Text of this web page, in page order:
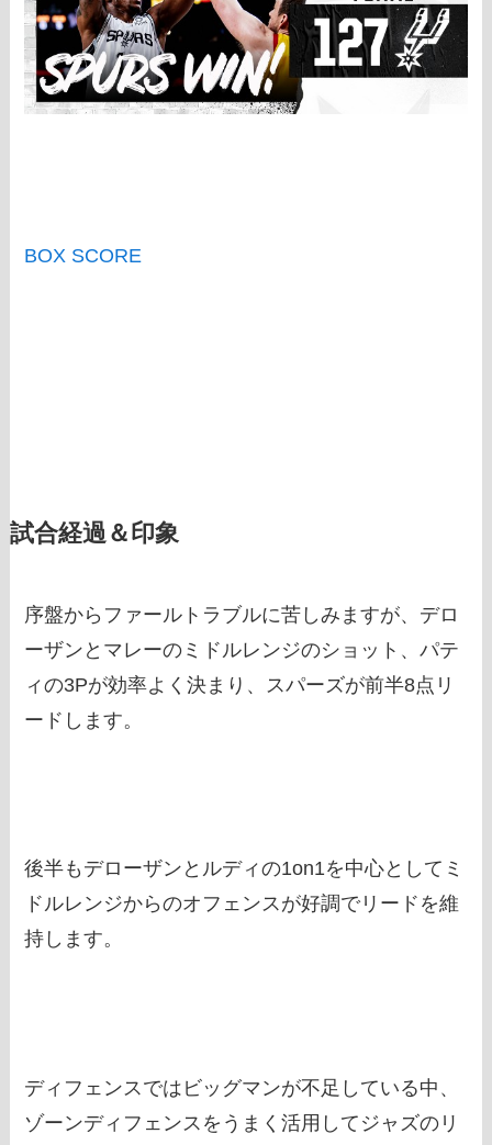
BOX SCORE
試合経過＆印象
序盤からファールトラブルに苦しみますが、デロ
ーザンとマレーのミドルレンジのショット、パテ
ィの3Pが効率よく決まり、スパーズが前半8点リ
ードします。
後半もデローザンとルディの1on1を中心としてミ
ドルレンジからのオフェンスが好調でリードを維
持します。
ディフェンスではビッグマンが不足している中、
ゾーンディフェンスをうまく活用してジャズのリ